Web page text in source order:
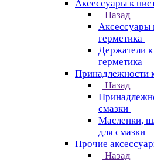
Аксессуары к
Назад
Аксессуары
герметика
Держатели
герметика
Принадлежности
Назад
смазки
Масленки,
для смазки
Прочие
Назад